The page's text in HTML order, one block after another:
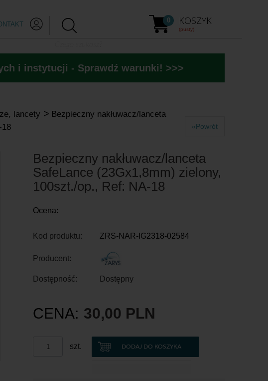
KOSZYK
0
(pusty)
i instytucji - Sprawdź warunki! >>>
lancety > Bezpieczny nakłuwacz/lanceta
18
«Powrót
Bezpieczny nakłuwacz/lanceta
SafeLance (23Gx1,8mm) zielony,
100szt./op., Ref: NA-18
Ocena:
Kod produktu: ZRS-NAR-IG2318-02584
Producent:
Dostępność: Dostępny
CENA: 30,00 PLN
szt. DODAJ DO KOSZYKA